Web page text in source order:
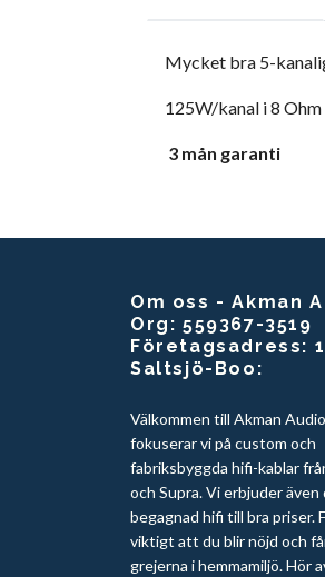
Mycket bra 5-
125W/kanal i 8 Ohm
3 mån garanti
Om oss - Akman
Org: 559367-3519
Företagsadress:
Saltsjö-Boo:
Välkommen till Akman
fokuserar vi på custom och
fabriksbyggda hifi-kablar
och Supra. Vi erbjuder även
begagnad hifi till bra priser.
viktigt att du blir nöjd och
grejerna i hemmamiljö. Hör